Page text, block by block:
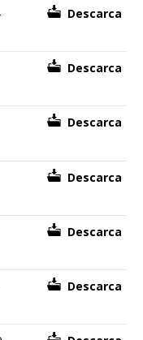
Descarca
Descarca
Descarca
Descarca
Descarca
Descarca